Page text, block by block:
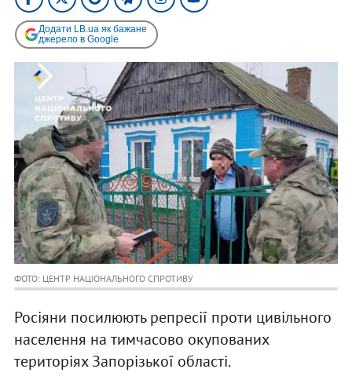
Додати LB.ua як бажане
джерело в Google
ФОТО: ЦЕНТР НАЦІОНАЛЬНОГО СПРОТИВУ
Росіяни посилюють репресії проти цивільного
населення на тимчасово окупованих
територіях Запорізької області.